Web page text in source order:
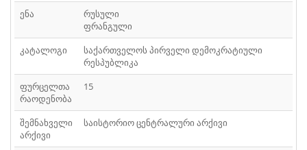
ენა
რუსული
ფრანგული
კატალოგი
საქართველოს პირველი დემოკრატიული
რესპუბლიკა
ფურცელთა
რაოდენობა
15
შემნახველი
არქივი
საისტორიო ცენტრალური არქივი